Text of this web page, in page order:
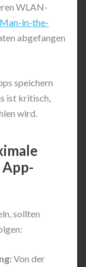
WLAN-
Man-in-the-
abgefangen
speichern
ist kritisch,
wird.
sollten
Von der